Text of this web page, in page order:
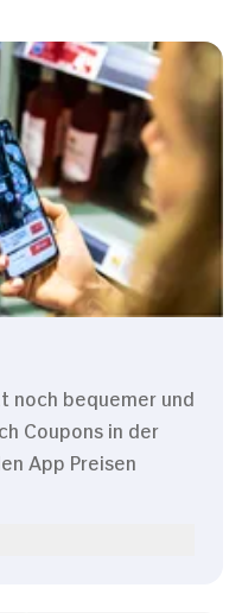
noch bequemer und
Coupons in der
App Preisen